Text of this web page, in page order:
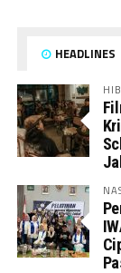
HEADLINES